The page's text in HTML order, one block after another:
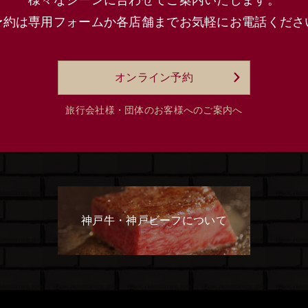
約は専用フォームか各店舗までお気軽にお電話くださ
オンライン予約
旅行会社様・団体のお客様へのご案内へ
神戸牛・神戸ビーフについて